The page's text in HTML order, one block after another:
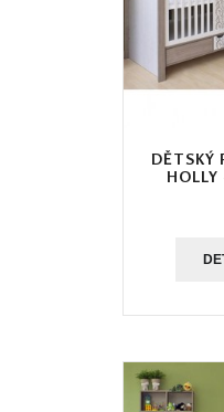
DĚTSKÝ